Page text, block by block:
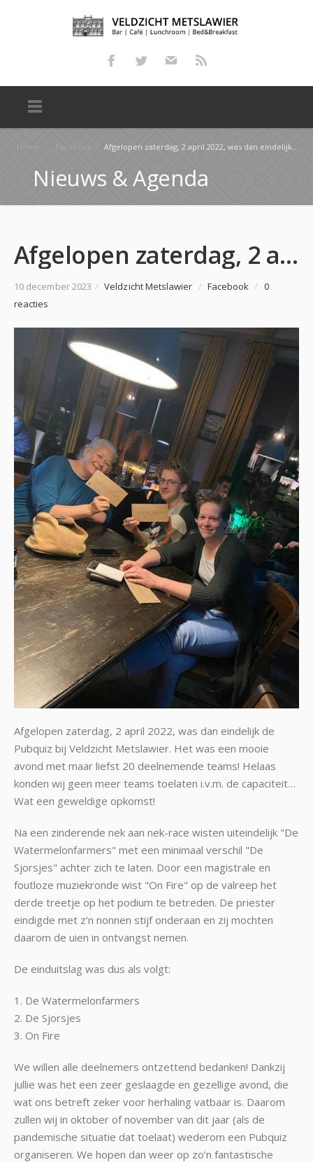
Home Facebook Afgelopen zaterdag, 2 april 2022, was dan eindelijk de Pubquiz bij Veldzicht Metslawier. Het was een…
Nieuws & Agenda
Afgelopen zaterdag, 2 april 2022, was dan eindelijk de Pubquiz bij Veldzicht Metslawier. Het was een…
10 december 2023 / Veldzicht Metslawier / Facebook / 0
reacties
Afgelopen zaterdag, 2 april 2022, was dan eindelijk de
Pubquiz bij Veldzicht Metslawier. Het was een mooie
avond met maar liefst 20 deelnemende teams! Helaas
konden wij geen meer teams toelaten i.v.m. de capaciteit…
Wat een geweldige opkomst!
Na een zinderende nek aan nek-race wisten uiteindelijk "De
Watermelonfarmers" met een minimaal verschil "De
Sjorsjes" achter zich te laten. Door een magistrale en
foutloze muziekronde wist "On Fire" op de valreep het
derde treetje op het podium te betreden. De priester
eindigde met z’n nonnen stijf onderaan en zij mochten
daarom de uien in ontvangst nemen.
De einduitslag was dus als volgt:
1. De Watermelonfarmers
2. De Sjorsjes
3. On Fire
We willen alle deelnemers ontzettend bedanken! Dankzij
jullie was het een zeer geslaagde en gezellige avond, die
wat ons betreft zeker voor herhaling vatbaar is. Daarom
zullen wij in oktober of november van dit jaar (als de
pandemische situatie dat toelaat) wederom een Pubquiz
organiseren. We hopen dan weer op zo’n fantastische